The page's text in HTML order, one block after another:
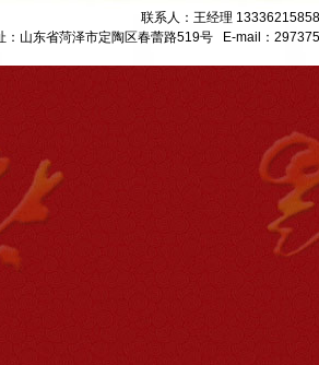
联系人：王经理
：山东省菏泽市定陶区春蕾路519号 E-mail：